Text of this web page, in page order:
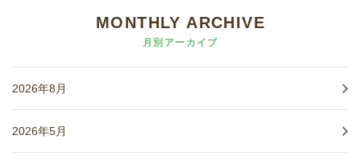
MONTHLY ARCHIVE
月別アーカイブ
2026年8月
2026年5月